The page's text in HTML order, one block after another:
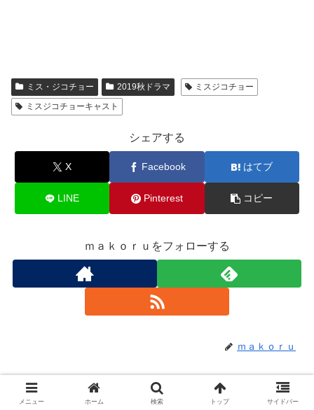
ミス・ジコチョー 2019秋ドラマ
ミスジコチョー
ミスジコチョーキャスト
シェアする
X Facebook はてブ
LINE Pinterest コピー
ｍａｋｏｒｕをフォローする
ｍａｋｏｒｕ
関連記事
メニュー ホーム 検索 トップ サイドバー